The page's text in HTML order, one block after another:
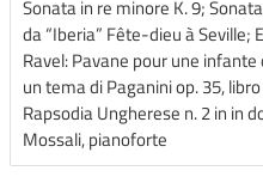
Sonata in re minore K. 9;
da “Iberia” Fête-dieu à Seville;
Ravel: Pavane pour une
un tema di Paganini op. 35,
Rapsodia Ungherese n. 2 in in
Mossali, pianoforte